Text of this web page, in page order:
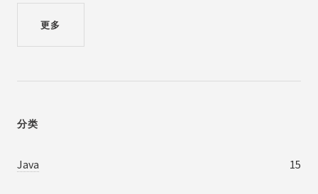
更多
分类
Java 15